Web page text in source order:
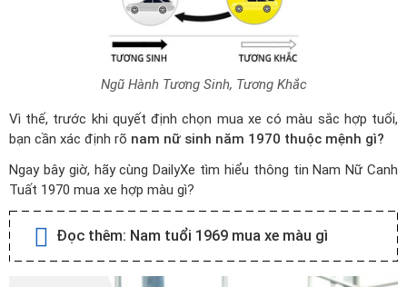
Ngũ Hành Tương Sinh, Tương Khắc
Vì thế, trước khi quyết định chọn mua xe có màu sắc hợp tuổi,
bạn cần xác định rõ nam nữ sinh năm 1970 thuộc mệnh gì?
Ngay bây giờ, hãy cùng DailyXe tìm hiểu thông tin Nam Nữ Canh
Tuất 1970 mua xe hợp màu gì?
Đọc thêm: Nam tuổi 1969 mua xe màu gì